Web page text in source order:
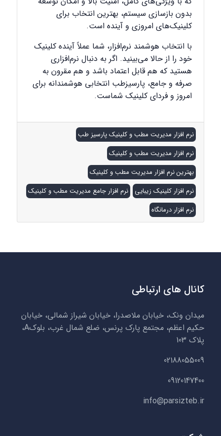
بدون بازسازی سیستم، بهترین انتخاب برای
کلینیک‌های امروزی و آینده است.
با انتخاب هوشمند نرم‌افزار، شما عملاً آینده کلینیک
خود را از حالا می‌بینید. اگر به دنبال نرم‌افزاری
هستید که هم قابل اعتماد باشد و هم مقرون به
صرفه و جامع، پارسیزطب انتخابی هوشمندانه برای
امروز و فردای کلینیک شماست.
نرم افزار مدیریت مطب و کلینیک پارسیز طب
نرم افزار مدیریت مطب و کلینیک
بهترین نرم افزار مدیریت مطب و کلینیک
نرم افزار کلینیک زیبایی
نرم افزار جامع مدیریت مطب و کلینیک
نرم افزار درمانگاه
کانال های ارتباطی
میدان ونک، خیابان ملاصدرا، خیابان شیراز شمالی، خیابان
حکیم اعظم، مجتمع پارک پرنس، ضلع شمال غرب، بلوکA،
پلاک 103
02188055009
09120147400
info@parsizteb.ir